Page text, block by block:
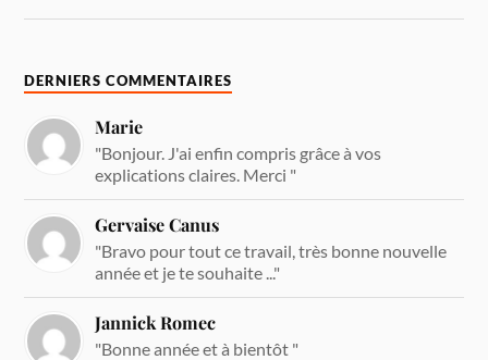
DERNIERS COMMENTAIRES
Marie
"Bonjour. J'ai enfin compris grâce à vos
explications claires. Merci "
Gervaise Canus
"Bravo pour tout ce travail, très bonne nouvelle
année et je te souhaite ..."
Jannick Romec
"Bonne année et à bientôt "